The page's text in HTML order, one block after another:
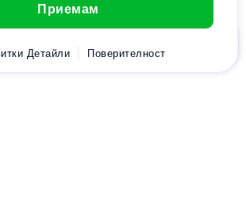
Приемам
Детайли Поверителност
Количка Chat